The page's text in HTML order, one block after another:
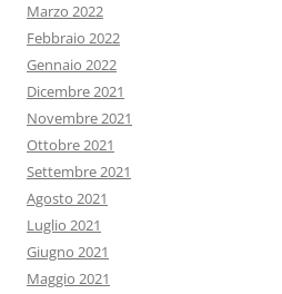
Marzo 2022
Febbraio 2022
Gennaio 2022
Dicembre 2021
Novembre 2021
Ottobre 2021
Settembre 2021
Agosto 2021
Luglio 2021
Giugno 2021
Maggio 2021